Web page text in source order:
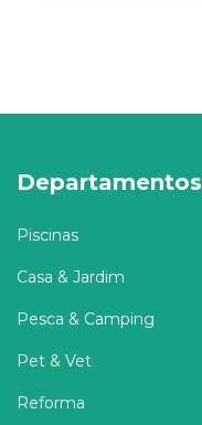
Departamentos
Piscinas
Casa & Jardim
Pesca & Camping
Pet & Vet
Reforma